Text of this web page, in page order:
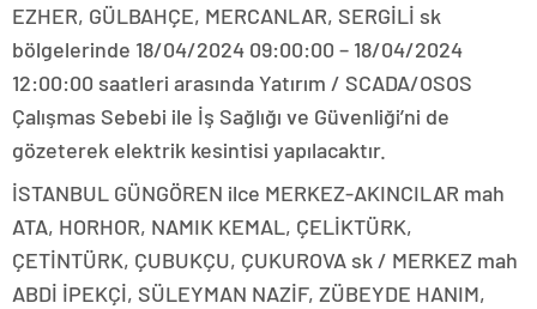
EZHER, GÜLBAHÇE, MERCANLAR, SERGİLİ sk
bölgelerinde 18/04/2024 09:00:00 – 18/04/2024
12:00:00 saatleri arasında Yatırım / SCADA/OSOS
Çalışmas Sebebi ile İş Sağlığı ve Güvenliği’ni de
gözeterek elektrik kesintisi yapılacaktır.
İSTANBUL GÜNGÖREN ilce MERKEZ-AKINCILAR mah
ATA, HORHOR, NAMIK KEMAL, ÇELİKTÜRK,
ÇETİNTÜRK, ÇUBUKÇU, ÇUKUROVA sk / MERKEZ mah
ABDİ İPEKÇİ, SÜLEYMAN NAZİF, ZÜBEYDE HANIM,